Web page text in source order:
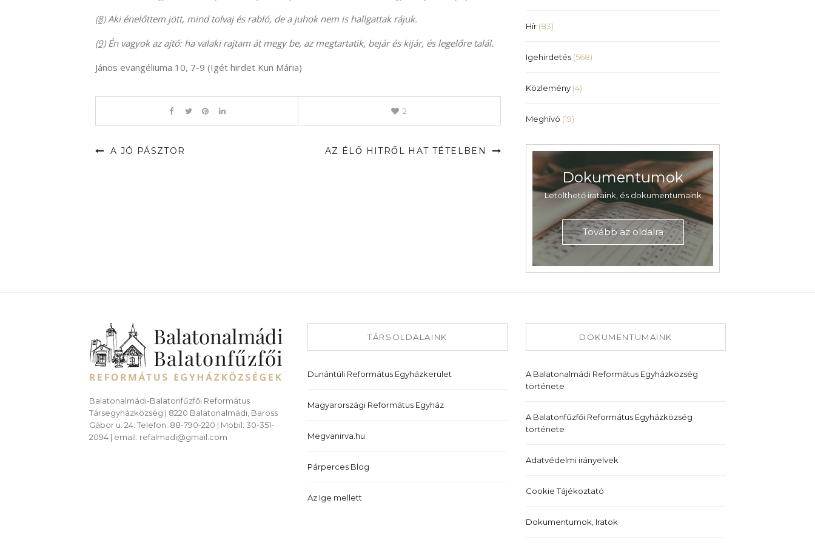
illetőleg
Fel/Le
(8)Aki énelőttem jött, mind tolvaj és rabló, de a juhok nem is hallgattak rájuk.
(9)Én vagyok az ajtó: ha valaki rajtam át megy be, az megtartatik, bejár és kijár, és legelőre talál.
János evangéliuma 10, 7-9 (Igét hirdet Kun Mária)
2
A JÓ PÁSZTOR AZ ÉLŐ HITRŐL HAT TÉTELBEN
Hír (83)
Igehirdetés (568)
Közlemény (4)
Meghívó (19)
Dokumentumok
Letölthető irataink, és dokumentumaink
Tovább az oldalra
Balatonalmádi-Balatonfűzfői Református
Társegyházközség | 8220 Balatonalmádi, Baross
Gábor u. 24. Telefon: 88-790-220 | Mobil: 30-351-
2094 | email: refalmadi@gmail.com
TÁRSOLDALAINK
Dunántúli Református Egyházkerület
Magyarországi Református Egyház
Megvanirva.hu
Párperces Blog
Az Ige mellett
DOKUMENTUMAINK
A Balatonalmádi Református Egyházközség
története
A Balatonfűzfői Református Egyházközség
története
Adatvédelmi irányelvek
Cookie Tájékoztató
Dokumentumok, Iratok